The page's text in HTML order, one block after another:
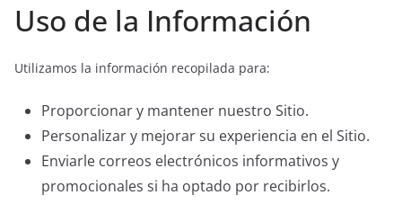
Uso de la Información
Utilizamos la información recopilada para:
Proporcionar y mantener nuestro Sitio.
Personalizar y mejorar su experiencia en el Sitio.
Enviarle correos electrónicos informativos y
promocionales si ha optado por recibirlos.